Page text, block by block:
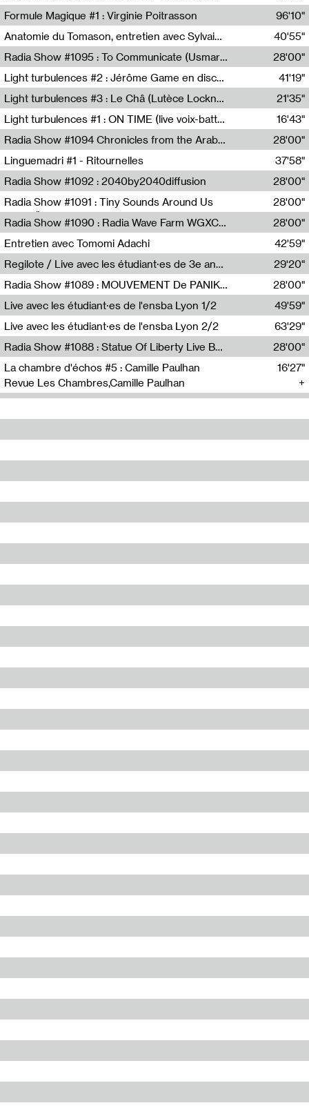
Formule Magique #1 : Virginie Poitrasson
Nathalie Lacroix,Virginie Poitrasson
96'10"
Anatomie du Tomason, entretien avec Sylvain Cardonnel
Loraine Baud,Sylvain Cardonnel
40'55"
Radia Show #1095 : To Communicate (Usmaradio)
Usmaradio
28'00"
Light turbulences #2 : Jérôme Game en discussion avec Thomas Corlin
41'19"
Light turbulences #3 : Le Châ (Lutèce Lockness)
Lutèce Lockness
21'35"
Light turbulences #1 : ON TIME (live voix-batterie) avec Jérôme Game & Jean-Michel Espitallier
Jérôme Game,Jean-Michel Espitallier
16'43"
Radia Show #1094 Chronicles from the Arab Cold War by Ghazi Barakat
Reboot.fm
28'00"
Linguemadri #1 - Ritournelles
Meris Angioletti
37'58"
Radia Show #1092 : 2040by2040diffusion
Diffusion FM
28'00"
Radia Show #1091 : Tiny Sounds Around Us
Radio Študent
28'00"
Radia Show #1090 : Radia Wave Farm WGXC Corey De Juan Sherrard Jr Startalk
Wave Farm
28'00"
Entretien avec Tomomi Adachi
Tomomi Adachi,Loraine Baud
42'59"
Regilote / Live avec les étudiant·es de 3e année de l'EMA
Nima Henryon,Athéna Noël,Amir Genillon,Ibourayane Ahmadi,Manelle Cherrih,Honorine Gibello,John Weeber,Manon Joseph
29'20"
Radia Show #1089 : MOUVEMENT De PANIK (Radio Panik)
Radio Panik
28'00"
Live avec les étudiant·es de l'ensba Lyon 1/2
49'59"
Live avec les étudiant·es de l'ensba Lyon 2/2
63'29"
Radia Show #1088 : Statue Of Liberty Live By Ed Baxter (Resonance)
Resonance
28'00"
La chambre d'échos #5 : Camille Paulhan
Revue Les Chambres,Camille Paulhan
16'27"